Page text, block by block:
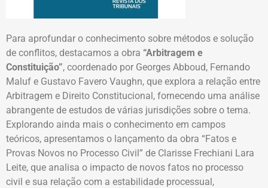
Para aprofundar o conhecimento sobre métodos e solução
de conflitos, destacamos a obra “Arbitragem e
Constituição”, coordenado por Georges Abboud, Fernando
Maluf e Gustavo Favero Vaughn, que explora a relação entre
Arbitragem e Direito Constitucional, fornecendo uma análise
abrangente de estudos de várias jurisdições sobre o tema.
Explorando ainda mais o conhecimento em campos
teóricos, apresentamos o lançamento da obra “Fatos e
Provas Novos no Processo Civil” de Clarisse Frechiani Lara
Leite, que analisa o impacto de novos fatos no processo
civil e sua relação com a estabilidade processual,